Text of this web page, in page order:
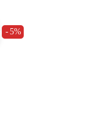
5%